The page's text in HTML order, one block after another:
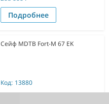
Подробнее
Сейф MDTB Fort-M 67 EK
Код: 13880